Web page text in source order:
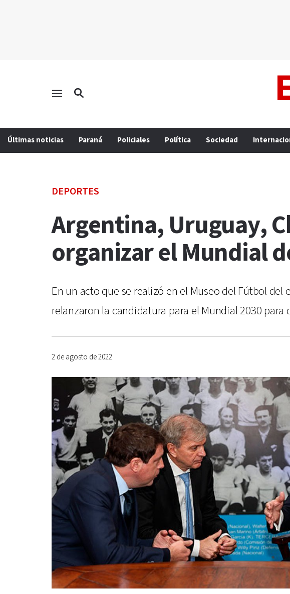
Últimas noticias Paraná Policiales Política Sociedad
DEPORTES
Argentina, Uruguay,
organizar el Mundial
En un acto que se realizó en el Museo del Fútbol
relanzaron la candidatura para el Mundial 2030
2 de agosto de 2022